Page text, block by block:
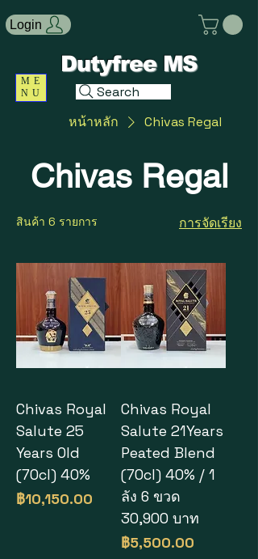
ME
NU
Search
Login
Dutyfree MS
หน้าหลัก Chivas Regal
Chivas Regal
สินค้า 6 รายการ การจัดเรียง
Chivas Royal
Salute 25
Years Old
(70cl) 40%
ราคา
฿10,150.00
Chivas Royal
Salute 21Years
Peated Blend
(70cl) 40% / 1
ลัง 6 ขวด
30,900 บาท
ราคา
฿5,500.00